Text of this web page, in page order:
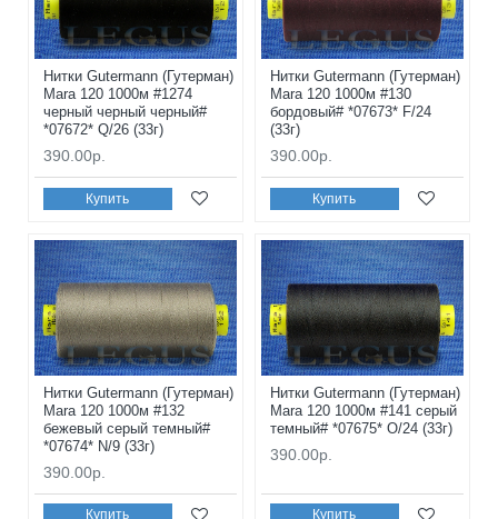
Нитки Gutermann (Гутерман)
Mara 120 1000м #1274
черный черный черный#
*07672* Q/26 (33г)
390.00р.
Купить
Нитки Gutermann (Гутерман)
Mara 120 1000м #130
бордовый# *07673* F/24
(33г)
390.00р.
Купить
Нитки Gutermann (Гутерман)
Mara 120 1000м #132
бежевый серый темный#
*07674* N/9 (33г)
390.00р.
Купить
Нитки Gutermann (Гутерман)
Mara 120 1000м #141 серый
темный# *07675* O/24 (33г)
390.00р.
Купить